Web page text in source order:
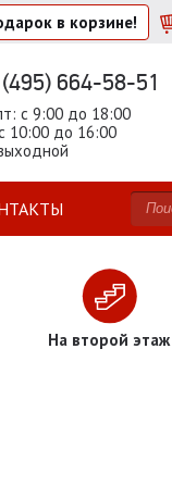
в корзине!
664-58-51
с 9:00 до 18:00
10:00 до 16:00
На второй этаж